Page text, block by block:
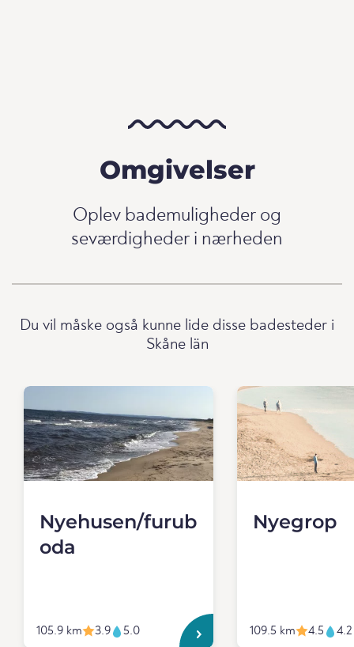
Omgivelser
Oplev bademuligheder og
seværdigheder i nærheden
Du vil måske også kunne lide disse badesteder i
Skåne län
Nyehusen/furub
oda
105.9 km 3.9 5.0
Nyegrop
109.5 km 4.5 4.2